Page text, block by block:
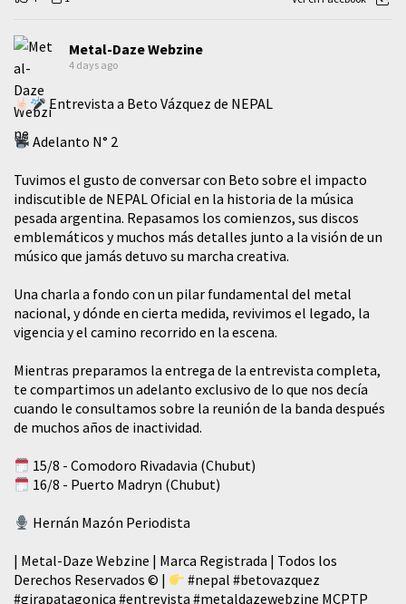
Metal-Daze Webzine
4 days ago
Entrevista a Beto Vázquez de NEPAL
Adelanto N° 2
Tuvimos el gusto de conversar con Beto sobre el impacto
indiscutible de NEPAL Oficial en la historia de la música
pesada argentina. Repasamos los comienzos, sus discos
emblemáticos y muchos más detalles junto a la visión de un
músico que jamás detuvo su marcha creativa.
​Una charla a fondo con un pilar fundamental del metal
nacional, y dónde en cierta medida, revivimos el legado, la
vigencia y el camino recorrido en la escena.
Mientras preparamos la entrega de la entrevista completa,
te compartimos un adelanto exclusivo de lo que nos decía
cuando le consultamos sobre la reunión de la banda después
de muchos años de inactividad.
15/8 - Comodoro Rivadavia (Chubut)
16/8 - Puerto Madryn (Chubut)
Hernán Mazón Periodista
| Metal-Daze Webzine | Marca Registrada | Todos los
Derechos Reservados © |
#nepal #betovazquez
#girapatagonica #entrevista #metaldazewebzine MCPTP